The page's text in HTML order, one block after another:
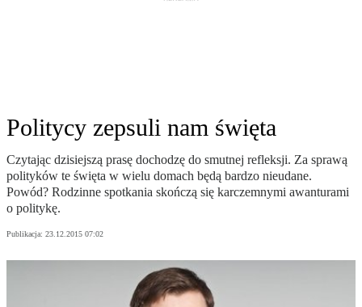
Politycy zepsuli nam święta
Czytając dzisiejszą prasę dochodzę do smutnej refleksji. Za sprawą
polityków te święta w wielu domach będą bardzo nieudane.
Powód? Rodzinne spotkania skończą się karczemnymi awanturami
o politykę.
Publikacja: 23.12.2015 07:02